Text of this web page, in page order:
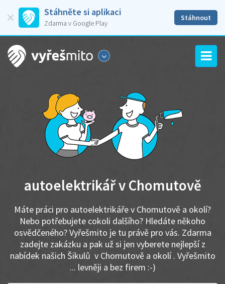
Stáhněte si aplikaci
Zdarma v Google Play
Stáhnout
autoelektrikář v Chomutově
Máte práci pro autoelektrikáře v Chomutově a okolí?
Nebo potřebujete cokoli dalšího? Hledáte někoho
osvědčeného? Vyřešmito je tu právě pro vás. Zdarma
zadejte zakázku a pak už si jen vyberete nejlepší z
nabídek našich Šikulů v Chomutově a okolí . Vyřešmito
... levněji a bez firem :-)